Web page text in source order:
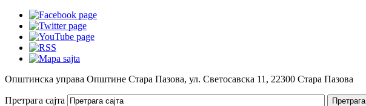
Општинска управа Општине Стара Пазова, ул. Светосавска 11, 22300 Стара Пазова
Претрага сајта Претрага